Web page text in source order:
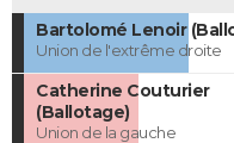
Bartolomé Lenoir
Union de l'extrême droite
Catherine Couturier
(Ballotage)
Union de la gauche